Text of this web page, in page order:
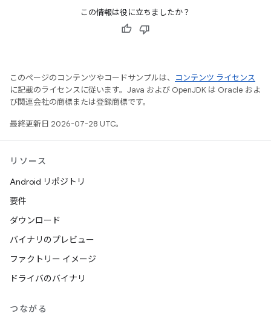
この情報は役に立ちましたか？
このページのコンテンツやコードサンプルは、
コンテンツ ライセンス
に記載のライセンスに従います。Java および OpenJDK は Oracle およ
び関連会社の商標または登録商標です。
最終更新日 2026-07-28 UTC。
リソース
Android リポジトリ
要件
ダウンロード
バイナリのプレビュー
ファクトリー イメージ
ドライバのバイナリ
つながる